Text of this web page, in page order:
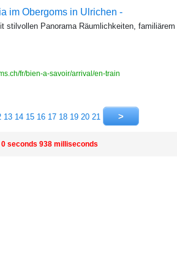
im Obergoms in Ulrichen -
stilvollen Panorama Räumlichkeiten,
fr/bien-a-savoir/arrival/en-train
13 14 15 16 17 18 19 20 21
seconds 938 milliseconds